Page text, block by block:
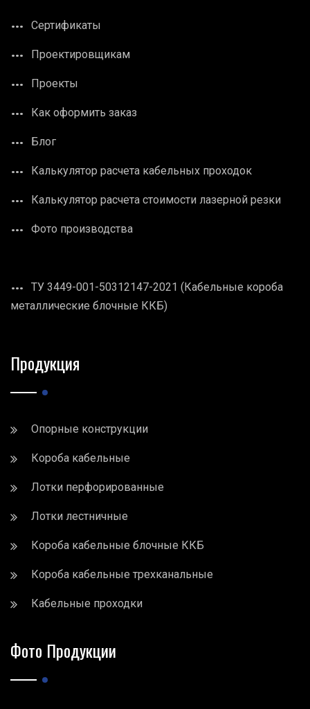
Сертификаты
Проектировщикам
Проекты
Как оформить заказ
Блог
Калькулятор расчета кабельных проходок
Калькулятор расчета стоимости лазерной резки
Фото производства
ТУ 3449-001-50312147-2021 (Кабельные короба
металлические блочные ККБ)
Продукция
Опорные конструкции
Короба кабельные
Лотки перфорированные
Лотки лестничные
Короба кабельные блочные ККБ
Короба кабельные трехканальные
Кабельные проходки
Фото Продукции